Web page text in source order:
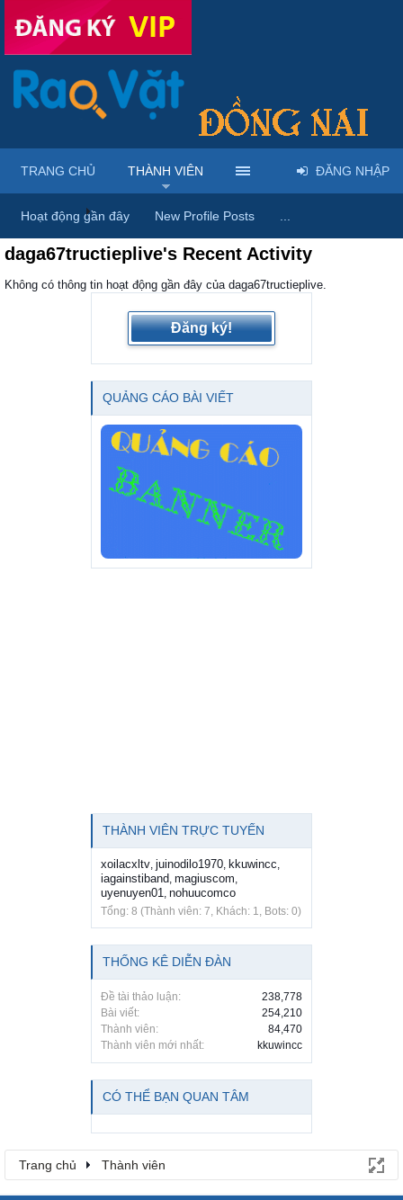
Trang chủ Thành viên
daga67tructieplive's Recent Activity
Không có thông tin hoạt động gần đây của daga67tructieplive.
Đăng ký!
QUẢNG CÁO BÀI VIẾT
THÀNH VIÊN TRỰC TUYẾN
xoilacxltv, juinodilo1970, kkuwincc,
iagainstiband, magiuscom,
uyenuyen01, nohuucomco
Tổng: 8 (Thành viên: 7, Khách: 1, Bots: 0)
THỐNG KÊ DIỄN ĐÀN
Đề tài thảo luận:
238,778
Bài viết:
254,210
Thành viên:
84,470
Thành viên mới nhất:
kkuwincc
CÓ THỂ BẠN QUAN TÂM
Trang chủ Thành viên
TRANG CHỦ THÀNH VIÊN
Hoạt động gần đây New Profile Posts
ĐĂNG NHẬP